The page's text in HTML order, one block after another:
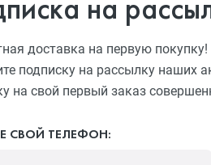
на
доставка на первую
подписку на рассылку наших
на свой первый заказ
СВОЙ ТЕЛЕФОН: